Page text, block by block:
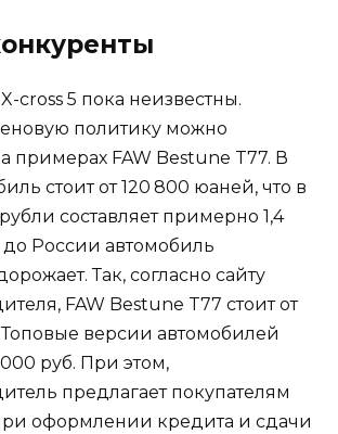
cross 5 пока неизвестны.
политику можно
примерах FAW Bestune T77. В
стоит от 120 800 юаней, что в
составляет примерно 1,4
России автомобиль
Так, согласно сайту
FAW Bestune T77 стоит от
Топовые версии автомобилей
000 руб. При этом,
предлагает покупателям
оформлении кредита и сдачи